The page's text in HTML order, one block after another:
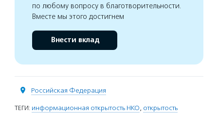
по любому вопросу в благотворительности.
Вместе мы этого достигнем
Внести вклад
Российская Федерация
ТЕГИ: информационная открытость НКО, открытость